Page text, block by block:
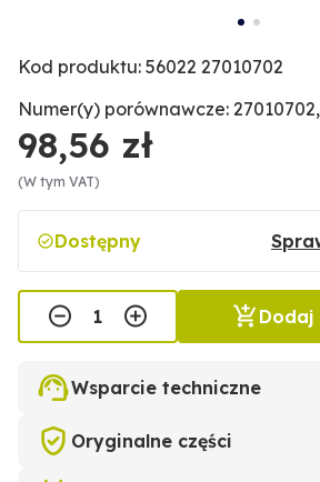
Kod produktu: 56022 27010702
Numer(y) porównawcze:
98,56 zł
(W tym VAT)
Dostępny
Dodaj
Wsparcie techniczne
Oryginalne części